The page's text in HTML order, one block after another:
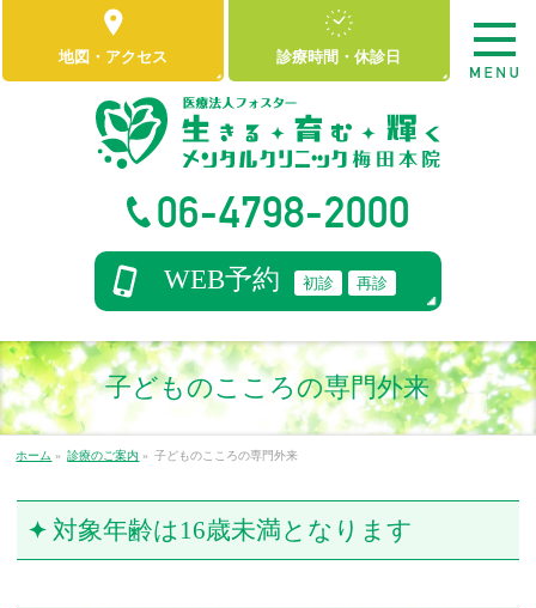
06-4798-2000
地図 ・ アクセス 診療時間 ・休診日
WEB予約 初診 再診
子どものこころの専門外来
ホーム » 診療のご案内 » 子どものこころの専門外来
対象年齢は16歳未満となります